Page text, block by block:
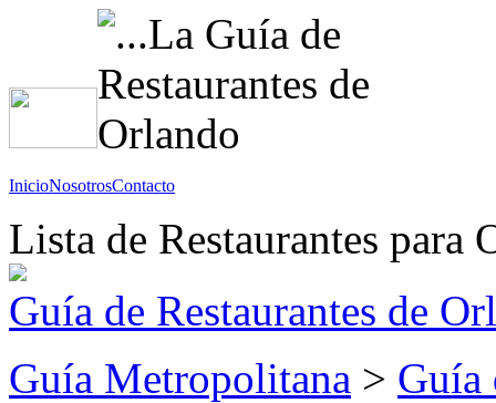
InicioNosotrosContacto
Lista de Restaurantes para
Guía de Restaurantes de
Guía Metropolitana > Guía